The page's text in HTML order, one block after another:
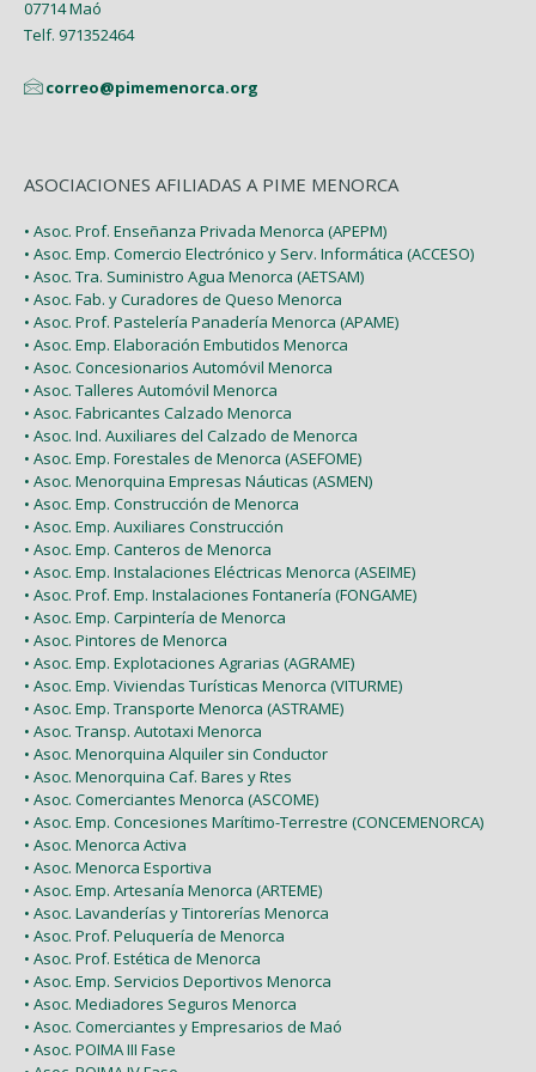
Enero (2)
07714 Maó
Telf. 971352464
correo@pimemenorca.org
ASOCIACIONES AFILIADAS A PIME MENORCA
• Asoc. Prof. Enseñanza Privada Menorca (APEPM)
• Asoc. Emp. Comercio Electrónico y Serv. Informática (ACCESO)
• Asoc. Tra. Suministro Agua Menorca (AETSAM)
• Asoc. Fab. y Curadores de Queso Menorca
• Asoc. Prof. Pastelería Panadería Menorca (APAME)
• Asoc. Emp. Elaboración Embutidos Menorca
• Asoc. Concesionarios Automóvil Menorca
• Asoc. Talleres Automóvil Menorca
• Asoc. Fabricantes Calzado Menorca
• Asoc. Ind. Auxiliares del Calzado de Menorca
• Asoc. Emp. Forestales de Menorca (ASEFOME)
• Asoc. Menorquina Empresas Náuticas (ASMEN)
• Asoc. Emp. Construcción de Menorca
• Asoc. Emp. Auxiliares Construcción
• Asoc. Emp. Canteros de Menorca
• Asoc. Emp. Instalaciones Eléctricas Menorca (ASEIME)
• Asoc. Prof. Emp. Instalaciones Fontanería (FONGAME)
• Asoc. Emp. Carpintería de Menorca
• Asoc. Pintores de Menorca
• Asoc. Emp. Explotaciones Agrarias (AGRAME)
• Asoc. Emp. Viviendas Turísticas Menorca (VITURME)
• Asoc. Emp. Transporte Menorca (ASTRAME)
• Asoc. Transp. Autotaxi Menorca
• Asoc. Menorquina Alquiler sin Conductor
• Asoc. Menorquina Caf. Bares y Rtes
• Asoc. Comerciantes Menorca (ASCOME)
• Asoc. Emp. Concesiones Marítimo-Terrestre (CONCEMENORCA)
• Asoc. Menorca Activa
• Asoc. Menorca Esportiva
• Asoc. Emp. Artesanía Menorca (ARTEME)
• Asoc. Lavanderías y Tintorerías Menorca
• Asoc. Prof. Peluquería de Menorca
• Asoc. Prof. Estética de Menorca
• Asoc. Emp. Servicios Deportivos Menorca
• Asoc. Mediadores Seguros Menorca
• Asoc. Comerciantes y Empresarios de Maó
• Asoc. POIMA III Fase